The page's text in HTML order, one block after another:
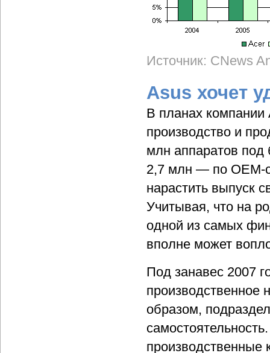
Источник: CNews
Asus хочет
В планах
производство и
млн аппаратов
2,7 млн — по OEM-
нарастить выпуск
Учитывая, что на
одной из самых
вполне может
Под занавес 2007
производственное
образом,
производственные